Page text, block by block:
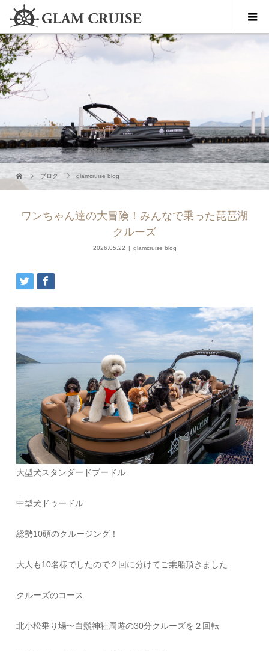
ブログ glamcruise blog
ワンちゃん達の大冒険！みんなで乗った琵琶湖
クルーズ
2026.05.22 glamcruise blog
大型犬スタンダードプードル
中型犬ドゥードル
総勢10頭のクルージング！
大人も10名様でしたので２回に分けてご乗船頂きました
クルーズのコース
北小松乗り場〜白鬚神社周遊の30分クルーズを２回転